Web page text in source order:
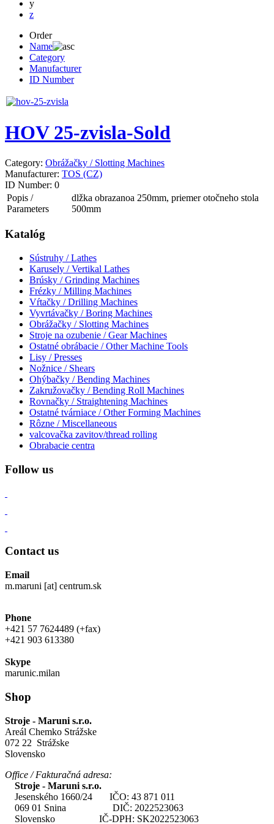
y
z
Order
Name
Category
Manufacturer
ID Number
HOV 25-zvisla-Sold
Category: Obrážačky / Slotting Machines
Manufacturer: TOS (CZ)
ID Number: 0
Popis /
Parameters
dlžka obrazanoa 250mm, priemer otočneho stola
500mm
Katalóg
Sústruhy / Lathes
Karusely / Vertikal Lathes
Brúsky / Grinding Machines
Frézky / Milling Machines
Vŕtačky / Drilling Machines
Vyvrtávačky / Boring Machines
Obrážačky / Slotting Machines
Stroje na ozubenie / Gear Machines
Ostatné obrábacie / Other Machine Tools
Lisy / Presses
Nožnice / Shears
Ohýbačky / Bending Machines
Zakružovačky / Bending Roll Machines
Rovnačky / Straightening Machines
Ostatné tvárniace / Other Forming Machines
Rôzne / Miscellaneous
valcovačka zavitov/thread rolling
Obrabacie centra
Follow us
Contact us
Email
m.maruni [at] centrum.sk
Phone
+421 57 7624489 (+fax)
+421 903 613380
Skype
marunic.milan
Shop
Stroje - Maruni s.r.o.
Areál Chemko Strážske
072 22 Strážske
Slovensko
Office / Fakturačná adresa:
Stroje - Maruni s.r.o.
Jesenského 1660/24 IČO: 43 871 011
069 01 Snina DIČ: 2022523063
Slovensko IČ-DPH: SK2022523063